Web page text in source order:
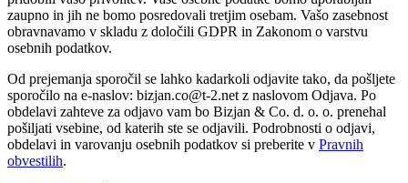
zaupno in jih ne bomo posredovali tretjim osebam. Vašo zasebnost
obravnavamo v skladu z določili GDPR in Zakonom o varstvu
osebnih podatkov.
Od prejemanja sporočil se lahko kadarkoli odjavite tako, da pošljete
sporočilo na e-naslov: bizjan.co@t-2.net z naslovom Odjava. Po
obdelavi zahteve za odjavo vam bo Bizjan & Co. d. o. o. prenehal
pošiljati vsebine, od katerih ste se odjavili. Podrobnosti o odjavi,
obdelavi in varovanju osebnih podatkov si preberite v Pravnih
obvestilih.